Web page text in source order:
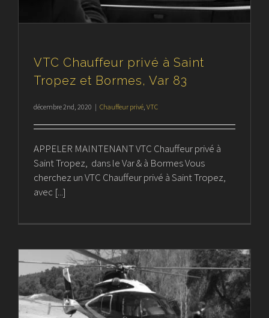
VTC Chauffeur privé à Saint
Tropez et Bormes, Var 83
décembre 2nd, 2020 | Chauffeur privé VTC
APPELER MAINTENANT VTC Chauffeur privé à
Saint Tropez, dans le Var & à Bormes Vous
cherchez un VTC Chauffeur privé à Saint Tropez,
avec [...]